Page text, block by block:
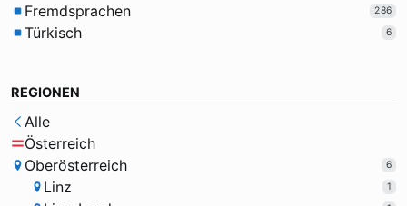
Fremdsprachen 286
Türkisch 6
REGIONEN
Alle
Österreich
Oberösterreich
6
Linz 1